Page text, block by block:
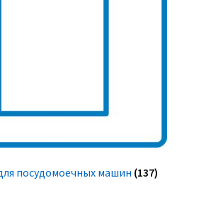
посудомоечных машин (137)